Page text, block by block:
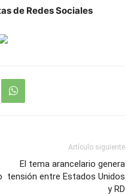
de Redes Sociales
Artículo siguiente
El tema arancelario genera
tensión entre Estados Unidos
y RD